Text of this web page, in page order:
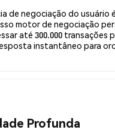
de negociação do usuário
motor de negociação
até 300.000 transações
instantâneo para
Profunda